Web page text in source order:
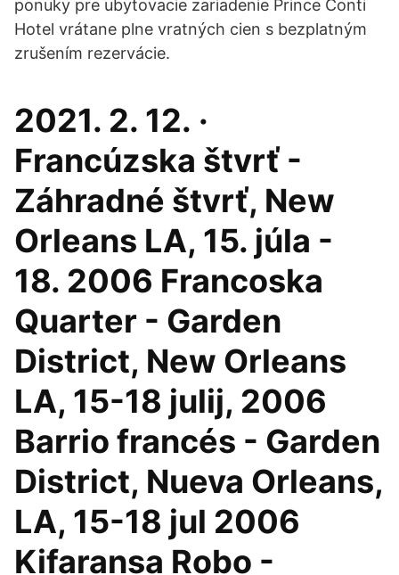
ponuky pre ubytovacie zariadenie Prince Conti
Hotel vrátane plne vratných cien s bezplatným
zrušením rezervácie.
2021. 2. 12. ·
Francúzska štvrť -
Záhradné štvrť, New
Orleans LA, 15. júla -
18. 2006 Francoska
Quarter - Garden
District, New Orleans
LA, 15-18 julij, 2006
Barrio francés - Garden
District, Nueva Orleans,
LA, 15-18 jul 2006
Kifaransa Robo -